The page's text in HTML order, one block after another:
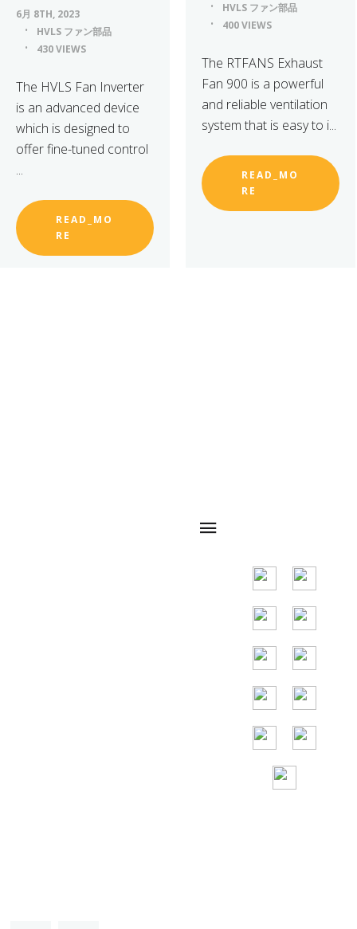
6月 8TH, 2023
HVLS ファン部品
430 VIEWS
The HVLS Fan Inverter
is an advanced device
which is designed to
offer fine-tuned control
...
READ_MO
RE
HVLS ファン部品
400 VIEWS
The RTFANS Exhaust
Fan 900 is a powerful
and reliable ventilation
system that is easy to i...
READ_MO
RE